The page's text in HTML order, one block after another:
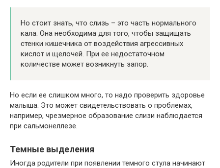
Но стоит знать, что слизь – это часть нормального
кала. Она необходима для того, чтобы защищать
стенки кишечника от воздействия агрессивных
кислот и щелочей. При ее недостаточном
количестве может возникнуть запор.
Но если ее слишком много, то надо проверить здоровье
малыша. Это может свидетельствовать о проблемах,
например, чрезмерное образование слизи наблюдается
при сальмонеллезе.
Темные выделения
Иногда родители при появлении темного стула начинают